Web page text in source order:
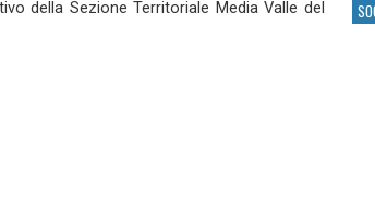
della Sezione Territoriale Media Valle del